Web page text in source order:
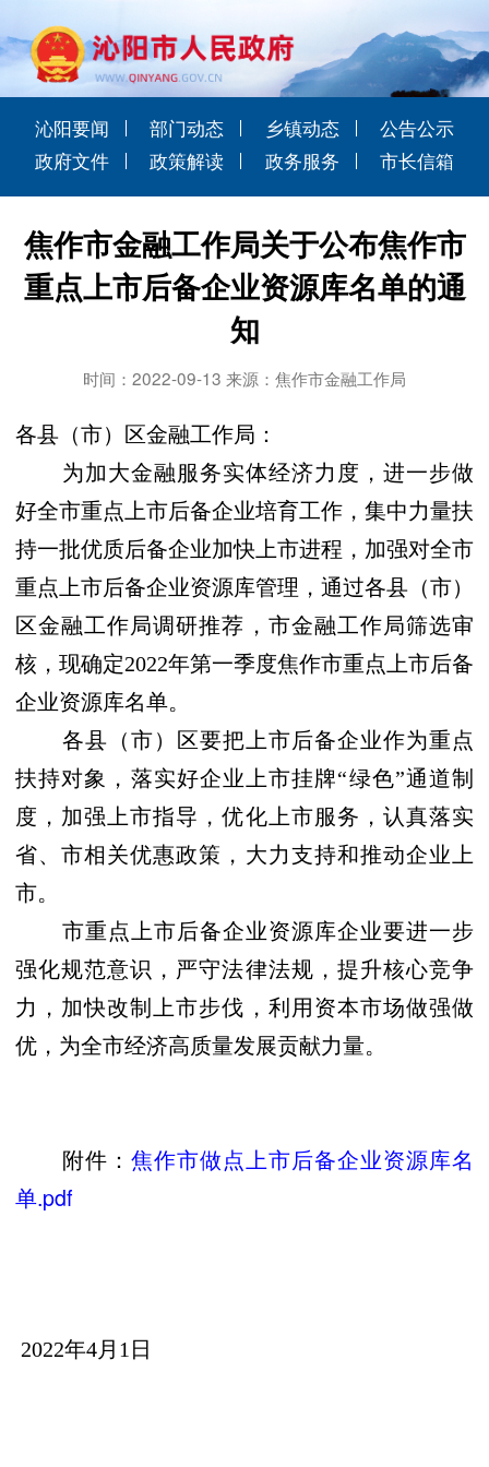
沁阳要闻 部门动态 乡镇动态
公告公示
政府文件
政策解读 政务服务 市长信箱
焦作市金融工作局关于公布焦作市
重点上市后备企业资源库名单的通
知
时间：2022-09-13 来源：焦作市金融工作局
各县（市）区金融工作局：
为加大金融服务实体经济力度，进一步做
好全市重点上市后备企业培育工作，集中力量扶
持一批优质后备企业加快上市进程，加强对全市
重点上市后备企业资源库管理，通过各县（市）
区金融工作局调研推荐，市金融工作局筛选审
核，现确定2022年第一季度焦作市重点上市后备
企业资源库名单。
各县（市）区要把上市后备企业作为重点
扶持对象，落实好企业上市挂牌“绿色”通道制
度，加强上市指导，优化上市服务，认真落实
省、市相关优惠政策，大力支持和推动企业上
市。
市重点上市后备企业资源库企业要进一步
强化规范意识，严守法律法规，提升核心竞争
力，加快改制上市步伐，利用资本市场做强做
优，为全市经济高质量发展贡献力量。
附件： 焦作市做点上市后备企业资源库名
单.pdf
2022年4月1日